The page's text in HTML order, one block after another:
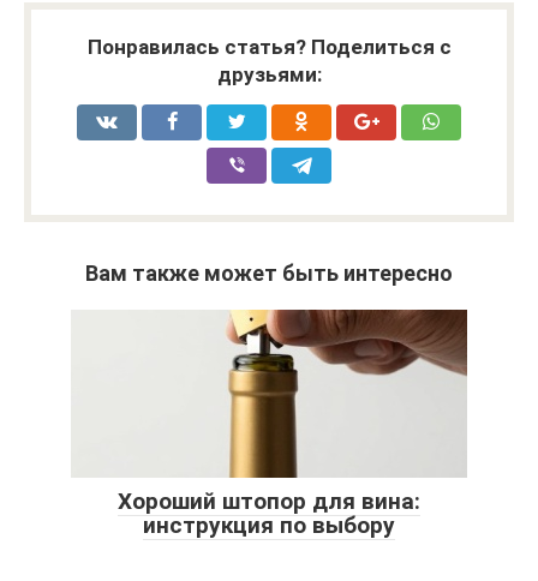
Понравилась статья? Поделиться с
друзьями:
Вам также может быть интересно
Хороший штопор для вина:
инструкция по выбору